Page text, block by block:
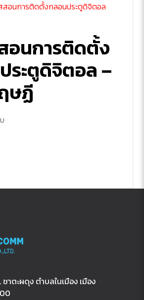
สอนการติดตั้งกลอนประตูดิจิตอล
อนการติดตั้ง
ระตูดิจิตอล –
ษฏี
ชาตะผดุง ตำบลในเมือง เมือง